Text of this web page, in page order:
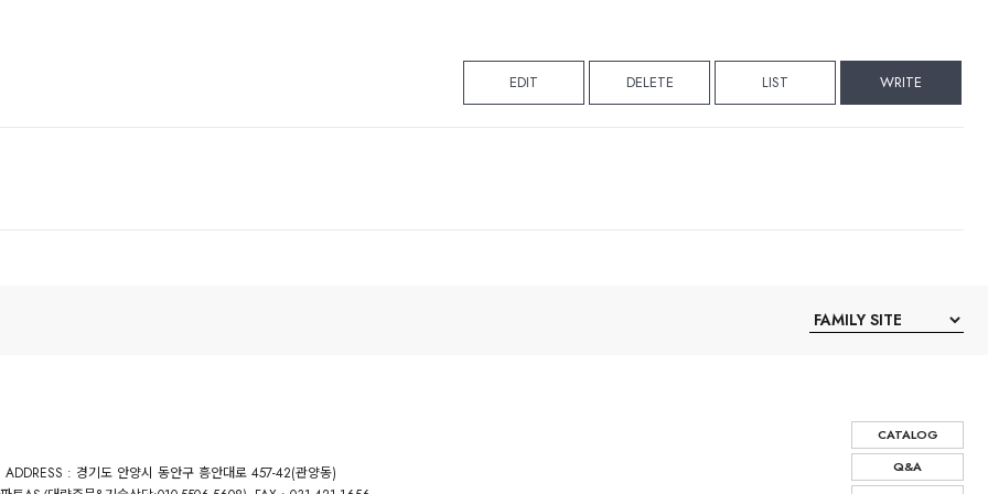
EDIT DELETE LIST WRITE
ADDRESS : 경기도 안양시 동안구 흥안대로 457-42(관양동)
CATALOG
Q&A